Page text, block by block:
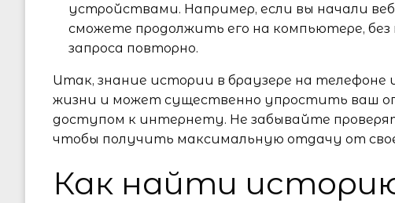
устройствами. Например, если вы начали
сможете продолжить его на компьютере, без
запроса повторно.
Итак, знание истории в браузере на телефоне
жизни и может существенно упростить ваш
доступом к интернету. Не забывайте
чтобы получить максимальную отдачу от
Как найти